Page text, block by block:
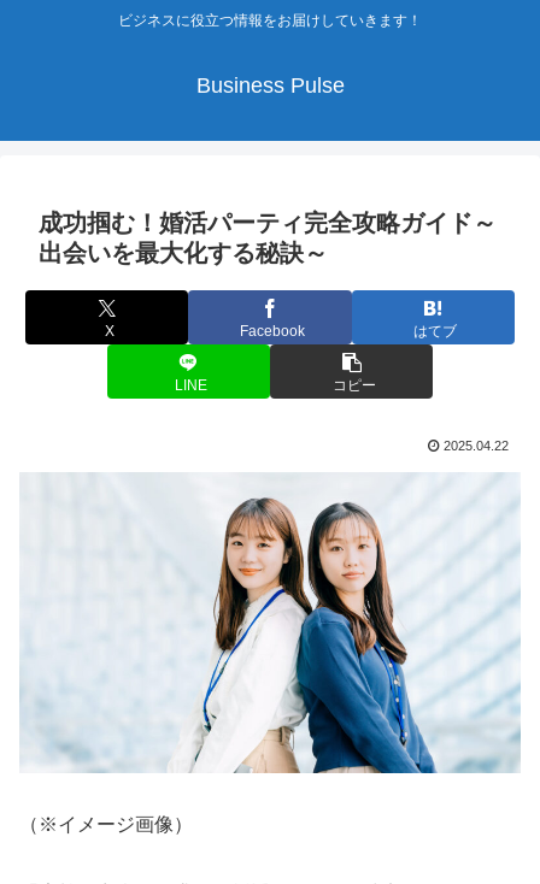
ビジネスに役立つ情報をお届けしていきます！
Business Pulse
成功掴む！婚活パーティ完全攻略ガイド～
出会いを最大化する秘訣～
X Facebook はてブ
LINE コピー
2025.04.22
（※イメージ画像）